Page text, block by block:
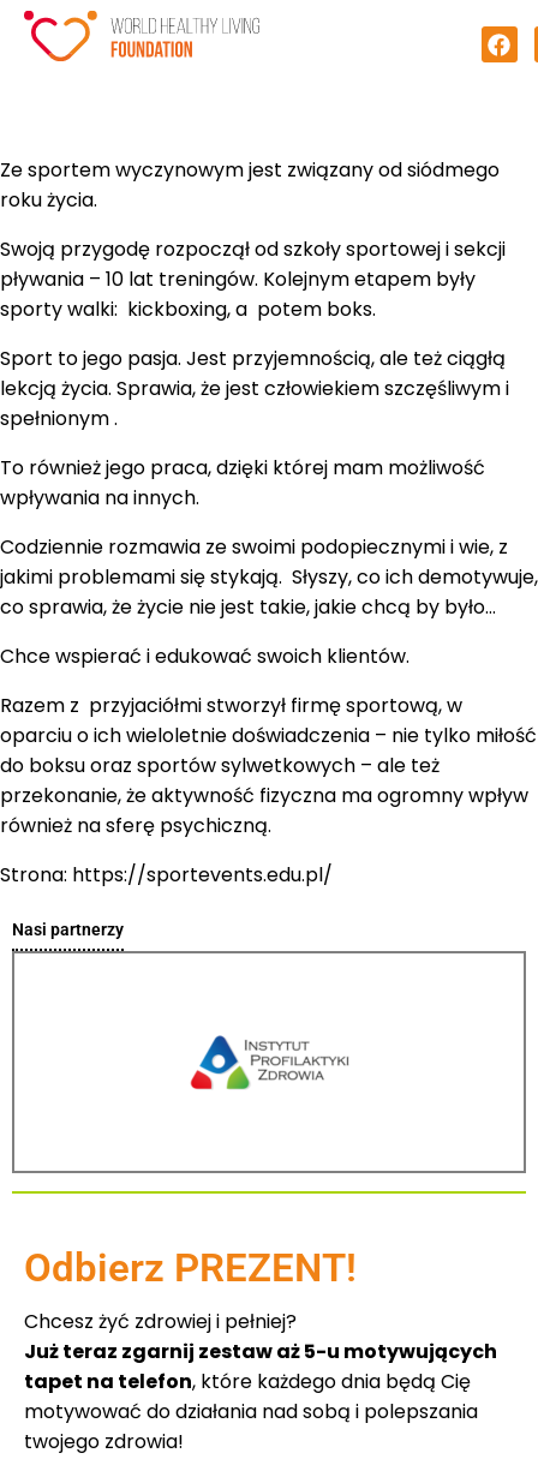
Ze sportem wyczynowym jest związany od siódmego
roku życia.
Swoją przygodę rozpoczął od szkoły sportowej i sekcji
pływania – 10 lat treningów. Kolejnym etapem były
sporty walki: kickboxing, a potem boks.
Sport to jego pasja. Jest przyjemnością, ale też ciągłą
lekcją życia. Sprawia, że jest człowiekiem szczęśliwym i
spełnionym .
To również jego praca, dzięki której mam możliwość
wpływania na innych.
Codziennie rozmawia ze swoimi podopiecznymi i wie, z
jakimi problemami się stykają. Słyszy, co ich demotywuje,
co sprawia, że życie nie jest takie, jakie chcą by było…
Chce wspierać i edukować swoich klientów.
Razem z przyjaciółmi stworzył firmę sportową, w
oparciu o ich wieloletnie doświadczenia – nie tylko miłość
do boksu oraz sportów sylwetkowych – ale też
przekonanie, że aktywność fizyczna ma ogromny wpływ
również na sferę psychiczną.
Strona: https://sportevents.edu.pl/
Nasi partnerzy
Odbierz PREZENT!
Chcesz żyć zdrowiej i pełniej?
Już teraz zgarnij zestaw aż 5-u motywujących
tapet na telefon, które każdego dnia będą Cię
motywować do działania nad sobą i polepszania
twojego zdrowia!